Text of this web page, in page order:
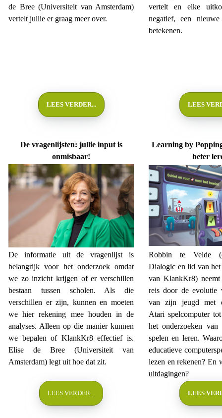
de Bree (Universiteit van Amsterdam)
vertelt jullie er graag meer over.
vertelt en elke
negatief, een
betekenen.
LEES VERDER... LEES
De vragenlijsten: jullie input is
onmisbaar!
Learning by
beter
De informatie uit de vragenlijst is
belangrijk voor het onderzoek omdat
we zo inzicht krijgen of er verschillen
bestaan tussen scholen. Als die
verschillen er zijn, kunnen en moeten
we hier rekening mee houden in de
analyses. Alleen op die manier kunnen
we bepalen of KlankKr8 effectief is.
Elise de Bree (Universiteit van
Amsterdam) legt uit hoe dat zit.
Robbin te Velde
Dialogic en lid van het
van KlankKr8)
reis door de evolutie
van zijn jeugd met
Atari spelcomputer
het onderzoeken van
spelen en leren.
educatieve
lezen en rekenen? En
uitdagingen?
LEES VERDER... LEES